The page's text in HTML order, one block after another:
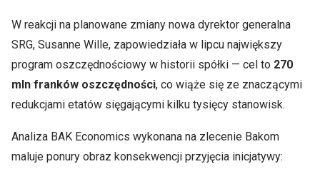
W reakcji na planowane zmiany nowa dyrektor generalna
SRG, Susanne Wille, zapowiedziała w lipcu największy
program oszczędnościowy w historii spółki — cel to 270
mln franków oszczędności, co wiąże się ze znaczącymi
redukcjami etatów sięgającymi kilku tysięcy stanowisk.
Analiza BAK Economics wykonana na zlecenie Bakom
maluje ponury obraz konsekwencji przyjęcia inicjatywy: